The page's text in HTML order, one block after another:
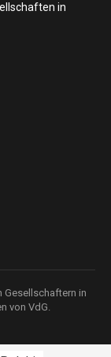
in
Gesellschaftern in
von VdG.